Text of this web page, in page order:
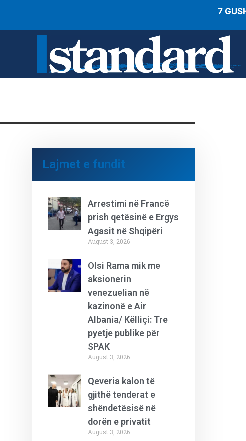
7
Lajmet e fundit
Arrestimi në Francë
prish qetësinë e Ergys
Agasit në Shqipëri
August 3, 2026
Olsi Rama mik me
aksionerin
venezuelian në
kazinonë e Air
Albania/ Këlliçi: Tre
pyetje publike për
SPAK
August 3, 2026
Qeveria kalon të
gjithë tenderat e
shëndetësisë në
dorën e privatit
August 3, 2026